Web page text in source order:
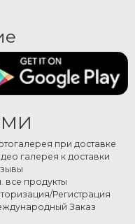
при доставке
галерея к доставки
все продукты
Регистрация
Заказ